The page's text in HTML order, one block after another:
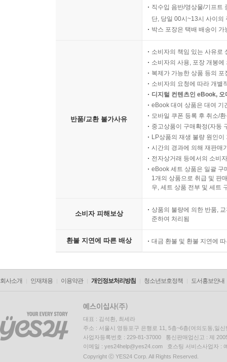
직수입 음반/영상물/기프트
단, 당일 00시~13시 사이의
박스 포장은 택배 배송이
반품/교환 불가사유
소비자의 책임 있는 사유로
소비자의 사용, 포장 개봉
복제가 가능한 상품 등의
소비자의 요청에 따라 개별
디지털 컨텐츠인 eBook,
eBook 대여 상품은 대여 기
모바일 쿠폰 등록 후 취소/
중고상품이 구매확정(자동
LP상품의 재생 불량 원인
시간의 경과에 의해 재판매
전자상거래 등에서의 소비
eBook 세트 상품은 일괄 구
1개의 상품으로 취급 및 판
우, 세트 상품 전부 및 세트
소비자 피해보상
상품의 불량에 의한 반품,
준하여 처리됨
환불 지연에 따른 배상 대금 환불 및 환불 지연에
회사소개 인재채용 이용약관 개인정보처리방침 청소년보호정책 도서홍보안내
대표 : 김석환, 최세라
주소 : 서울시 영등포구 은행로 11, 5층~6층(여의도동,일신
사업자등록번호 : 229-81-37000 통신판매업신고 : 제
이메일 : yes24help@yes24.com 호스팅 서비스사업자 :
Copyright ⓒ YES24 Corp. All Rights Reserved.